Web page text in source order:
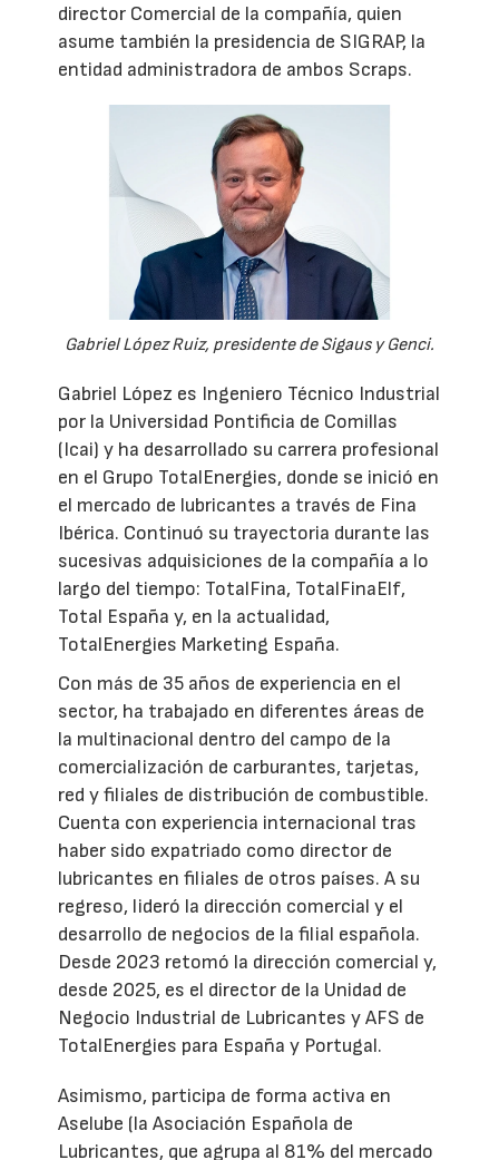
director Comercial de la compañía, quien
asume también la presidencia de SIGRAP, la
entidad administradora de ambos Scraps.
Gabriel López Ruiz, presidente de Sigaus y Genci.
Gabriel López es Ingeniero Técnico Industrial
por la Universidad Pontificia de Comillas
(Icai) y ha desarrollado su carrera profesional
en el Grupo TotalEnergies, donde se inició en
el mercado de lubricantes a través de Fina
Ibérica. Continuó su trayectoria durante las
sucesivas adquisiciones de la compañía a lo
largo del tiempo: TotalFina, TotalFinaElf,
Total España y, en la actualidad,
TotalEnergies Marketing España.
Con más de 35 años de experiencia en el
sector, ha trabajado en diferentes áreas de
la multinacional dentro del campo de la
comercialización de carburantes, tarjetas,
red y filiales de distribución de combustible.
Cuenta con experiencia internacional tras
haber sido expatriado como director de
lubricantes en filiales de otros países. A su
regreso, lideró la dirección comercial y el
desarrollo de negocios de la filial española.
Desde 2023 retomó la dirección comercial y,
desde 2025, es el director de la Unidad de
Negocio Industrial de Lubricantes y AFS de
TotalEnergies para España y Portugal.
Asimismo, participa de forma activa en
Aselube (la Asociación Española de
Lubricantes, que agrupa al 81% del mercado